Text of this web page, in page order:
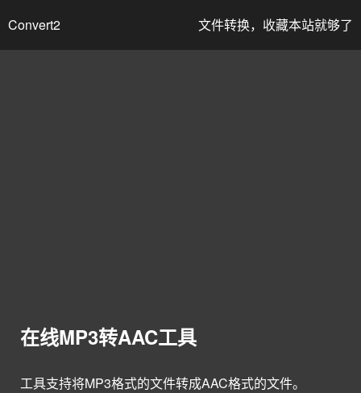
Convert2 文件转换，收藏本站就够了
在线MP3转AAC工具
工具支持将MP3格式的文件转成AAC格式的文件。